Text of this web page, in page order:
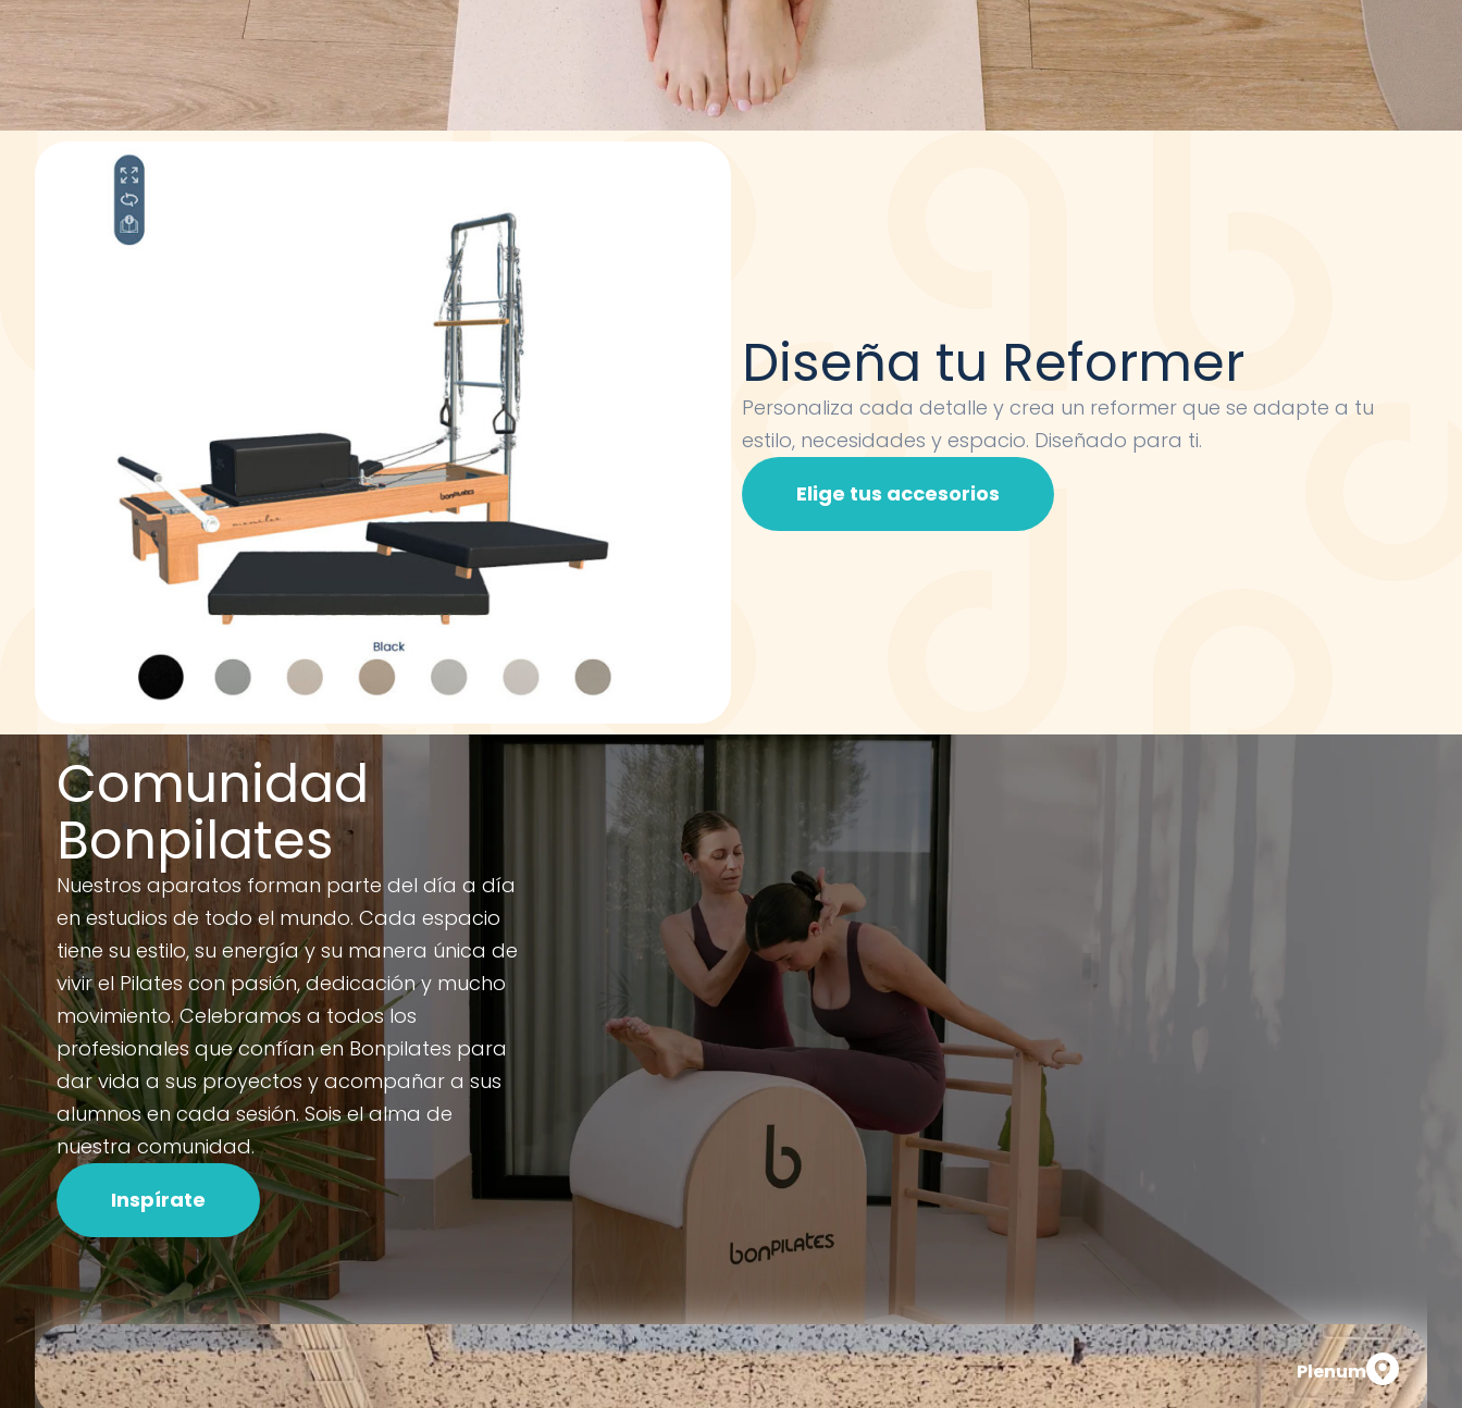
Diseña tu Reformer
Personaliza cada detalle y crea un reformer que se adapte a tu
estilo, necesidades y espacio. Diseñado para ti.
Elige tus accesorios
Comunidad
Bonpilates
Nuestros aparatos forman parte del día a día
en estudios de todo el mundo. Cada espacio
tiene su estilo, su energía y su manera única de
vivir el Pilates con pasión, dedicación y mucho
movimiento. Celebramos a todos los
profesionales que confían en Bonpilates para
dar vida a sus proyectos y acompañar a sus
alumnos en cada sesión. Sois el alma de
nuestra comunidad.
Inspírate
Plenum